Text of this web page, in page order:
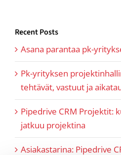
Recent Posts
Asana parantaa pk-
Pk-yrityksen
tehtävät, vastuut ja
Pipedrive CRM Projektit:
jatkuu projektina
Asiakastarina: Pipedrive